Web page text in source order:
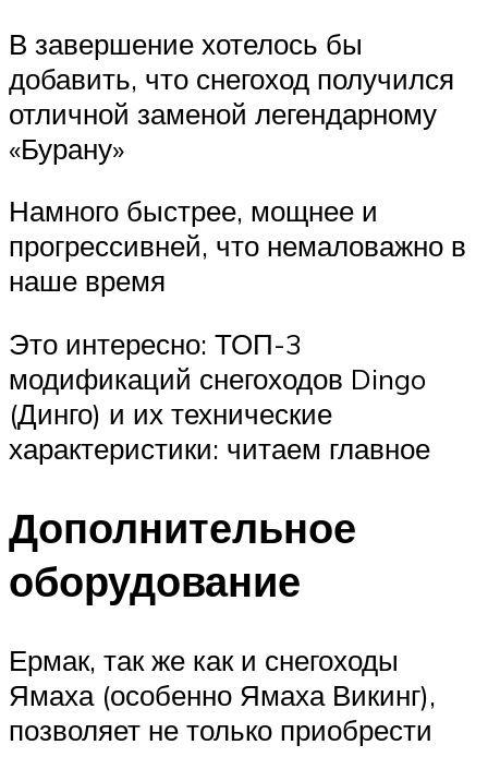
В завершение хотелось бы
добавить, что снегоход получился
отличной заменой легендарному
«Бурану»
Намного быстрее, мощнее и
прогрессивней, что немаловажно в
наше время
Это интересно: ТОП-3
модификаций снегоходов Dingo
(Динго) и их технические
характеристики: читаем главное
Дополнительное
оборудование
Ермак, так же как и снегоходы
Ямаха (особенно Ямаха Викинг),
позволяет не только приобрести